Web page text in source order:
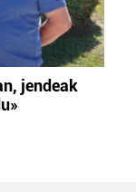
jendeak